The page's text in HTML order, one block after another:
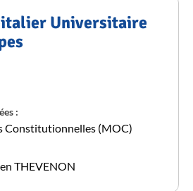
Universitaire
:
Constitutionnelles (MOC)
THEVENON